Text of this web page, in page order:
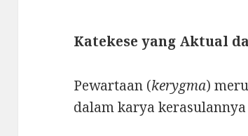
Katekese yang Aktual
Pewartaan (kerygma)
dalam karya